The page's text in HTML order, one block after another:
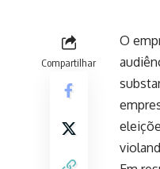
Compartilhar
O